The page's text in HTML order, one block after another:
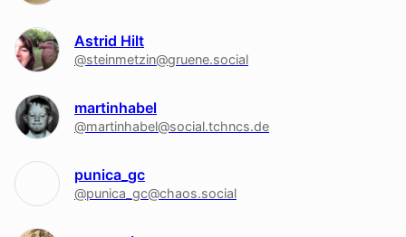
Astrid Hilt
@steinmetzin@gruene.social
martinhabel
@martinhabel@social.tchncs.de
punica_gc
@punica_gc@chaos.social